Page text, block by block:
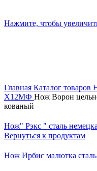
Нажмите, чтобы
Главная Каталог товаров
Х12МФ Нож Ворон
кованый
Нож" Рэкс " сталь
Вернуться к продуктам
Нож Ирбис малютка